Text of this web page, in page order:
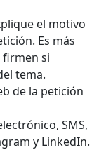
el motivo
Es más
firmen si
tema.
de la petición
SMS,
y LinkedIn.